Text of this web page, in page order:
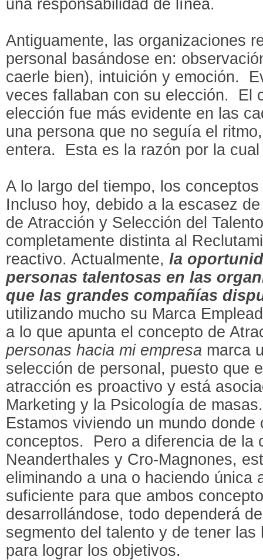
Antiguamente, las organizaciones
personal basándose en:
caerle bien), intuición y emoción.
veces fallaban con su elección. El
elección fue más evidente en las
una persona que no seguía el
entera. Esta es la razón por la
A lo largo del tiempo, los
Incluso hoy, debido a la escasez
de Atracción y Selección del
completamente distinta al
reactivo. Actualmente,la
personas talentosas en las
que las grandes compañías
utilizando mucho su Marca
a lo que apunta el concepto de
personas hacia mi empresa marca
selección de personal, puesto que
atracción es proactivo y está
Marketing y la Psicología de masas.
Estamos viviendo un mundo donde
conceptos. Pero a diferencia de la
Neanderthales y Cro-Magnones,
eliminando a una o haciendo
suficiente para que ambos
desarrollándose, todo dependerá
segmento del talento y de tener
para lograr los objetivos.